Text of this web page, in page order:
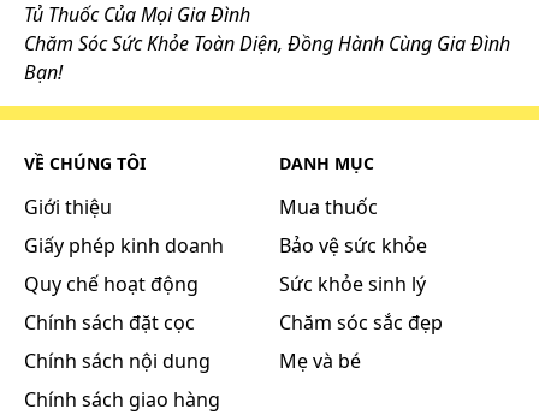
Tủ Thuốc Của Mọi Gia Đình
Chăm Sóc Sức Khỏe Toàn Diện, Đồng Hành Cùng Gia Đình
Bạn!
VỀ CHÚNG TÔI
Giới thiệu
Giấy phép kinh doanh
Quy chế hoạt động
Chính sách đặt cọc
Chính sách nội dung
Chính sách giao hàng
DANH MỤC
Mua thuốc
Bảo vệ sức khỏe
Sức khỏe sinh lý
Chăm sóc sắc đẹp
Mẹ và bé